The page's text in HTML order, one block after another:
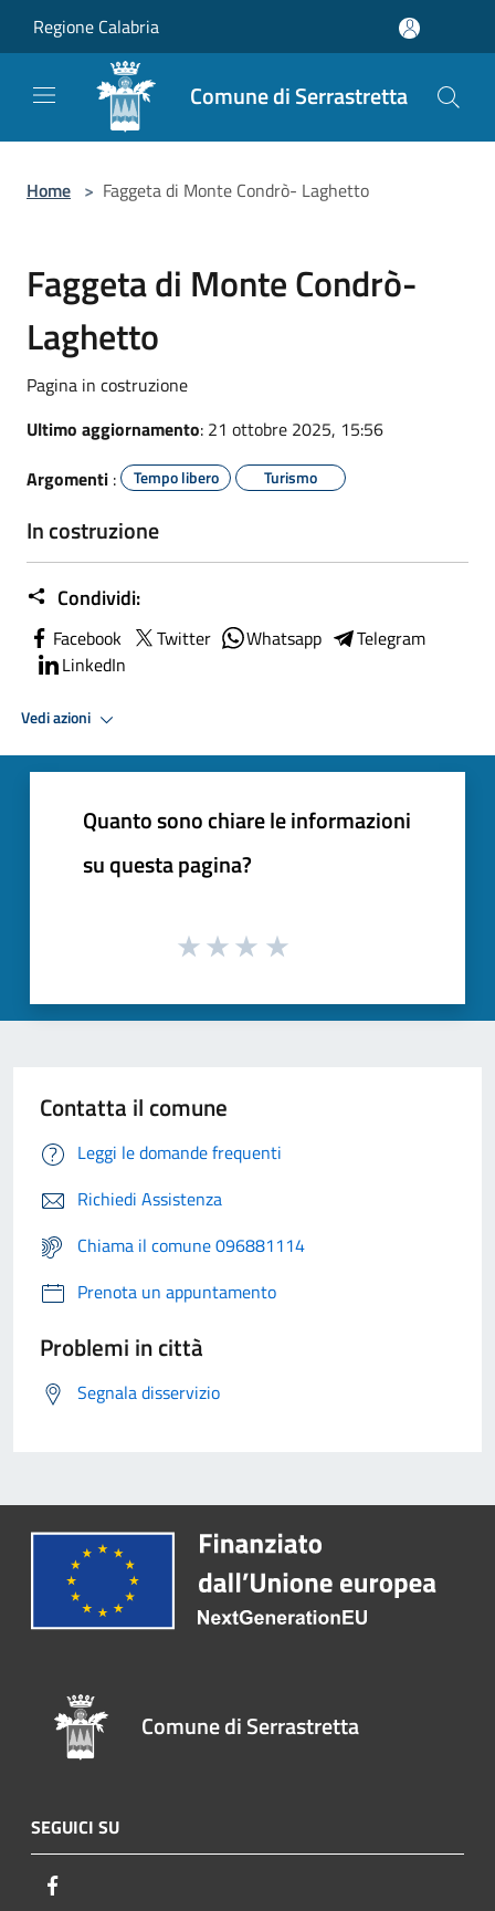
Regione Calabria
Comune di Serrastretta
Home > Faggeta di Monte Condrò- Laghetto
Faggeta di Monte Condrò-
Laghetto
Pagina in costruzione
Ultimo aggiornamento: 21 ottobre 2025, 15:56
Argomenti : Tempo libero Turismo
In costruzione
Condividi:
Facebook Twitter Whatsapp
Telegram
LinkedIn
Vedi azioni
Quanto sono chiare le informazioni
su questa pagina?
Contatta il comune
Leggi le domande frequenti
Richiedi Assistenza
Chiama il comune 096881114
Prenota un appuntamento
Problemi in città
Segnala disservizio
Comune di Serrastretta
SEGUICI SU